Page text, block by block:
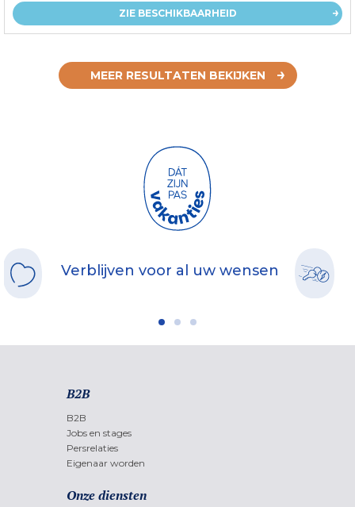
ZIE BESCHIKBAARHEID
MEER RESULTATEN BEKIJKEN
Verblijven voor al uw wensen
B2B
B2B
Jobs en stages
Persrelaties
Eigenaar worden
Onze diensten